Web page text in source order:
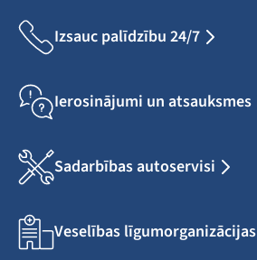
Izsauc palīdzību 24/7
Ierosinājumi un atsauksmes
Sadarbības autoservisi
Veselības līgumorganizācijas